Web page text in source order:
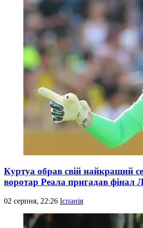
Куртуа обрав свій найкращий
воротар Реала пригадав фінал
02 серпня, 22:26 Іспанія